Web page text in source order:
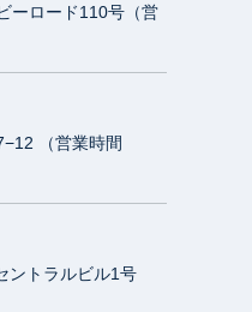
ーロード110号（営
（営業時間
ントラルビル1号